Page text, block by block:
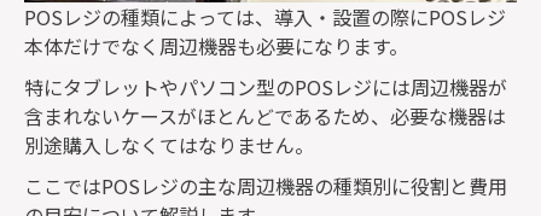
POSレジの種類によっては、導入・設置の際にPOSレジ
本体だけでなく周辺機器も必要になります。
特にタブレットやパソコン型のPOSレジには周辺機器が
含まれないケースがほとんどであるため、必要な機器は
別途購入しなくてはなりません。
ここではPOSレジの主な周辺機器の種類別に役割と費用